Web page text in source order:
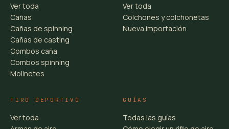
Ver toda
Cañas
Cañas de spinning
Cañas de casting
Combos caña
Combos spinning
Molinetes
Ver toda
Colchones y colchonetas
Nueva importación
TIRO DEPORTIVO
Ver toda
GUÍAS
Todas las guías